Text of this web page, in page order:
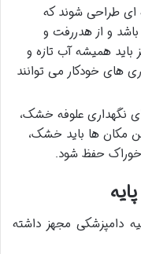
ای طراحی شوند که
و از هدررفت و
باید همیشه آب تازه و
های خودکار می توانند
نگهداری علوفه خشک،
مکان ها باید خشک،
خوراک حفظ شود.
دامپزشکی مجهز داشته